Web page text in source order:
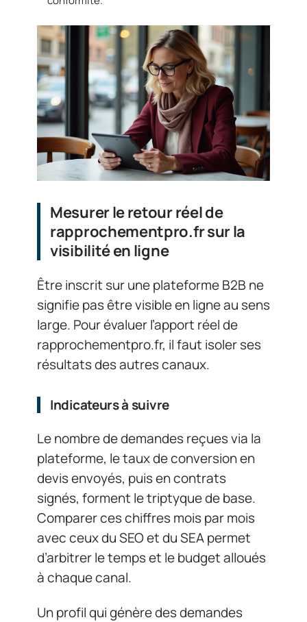
Mesurer le retour réel de
rapprochementpro.fr sur la
visibilité en ligne
Être inscrit sur une plateforme B2B ne
signifie pas être visible en ligne au sens
large. Pour évaluer l’apport réel de
rapprochementpro.fr, il faut isoler ses
résultats des autres canaux.
Indicateurs à suivre
Le nombre de demandes reçues via la
plateforme, le taux de conversion en
devis envoyés, puis en contrats
signés, forment le triptyque de base.
Comparer ces chiffres mois par mois
avec ceux du SEO et du SEA permet
d’arbitrer le temps et le budget alloués
à chaque canal.
Un profil qui génère des demandes